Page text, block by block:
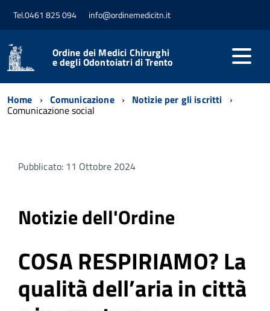
Tel.0461 825 094 info@ordinemedicitn.it
Ordine dei Medici Chirurghi
e degli Odontoiatri di Trento
Home Comunicazione Notizie per gli iscritti
Comunicazione social
Pubblicato: 11 Ottobre 2024
Notizie dell'Ordine
COSA RESPIRIAMO? La
qualità dell’aria in città